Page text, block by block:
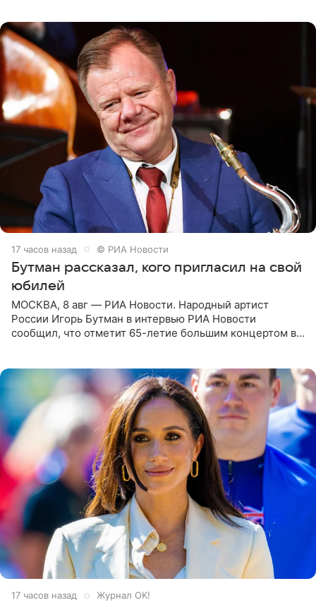
17 часов назад © РИА Новости
Бутман рассказал, кого пригласил на свой
юбилей
МОСКВА, 8 авг — РИА Новости. Народный артист
России Игорь Бутман в интервью РИА Новости
сообщил, что отметит 65-летие большим концертом в
17 часов назад Журнал OK!